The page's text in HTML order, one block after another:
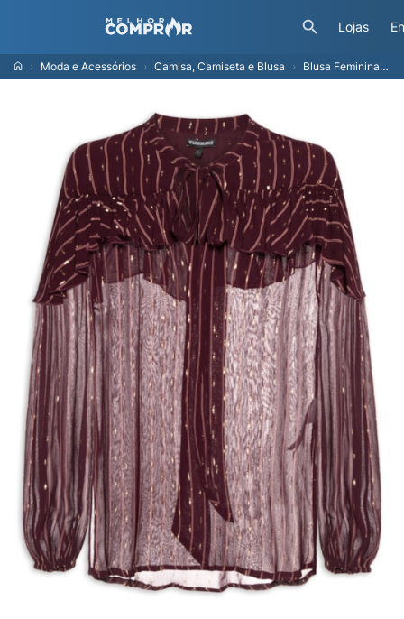
Lojas
Moda e Acessórios Camisa, Camiseta e Blusa Blusa Feminina Martina Vermelho